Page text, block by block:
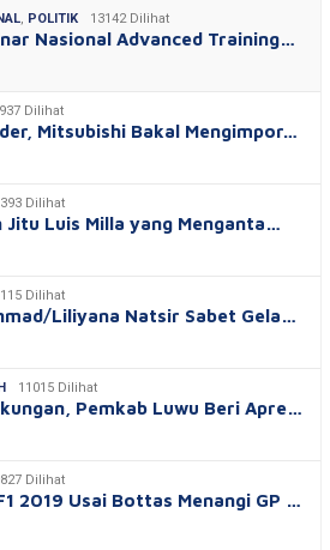
, POLITIK 13142 Dilihat
Nasional Advanced Training…
Dilihat
Mitsubishi Bakal Mengimpor…
Dilihat
Jitu Luis Milla yang Menganta…
Dilihat
Liliyana Natsir Sabet Gela…
11015 Dilihat
Pemkab Luwu Beri Apre…
Dilihat
2019 Usai Bottas Menangi GP …